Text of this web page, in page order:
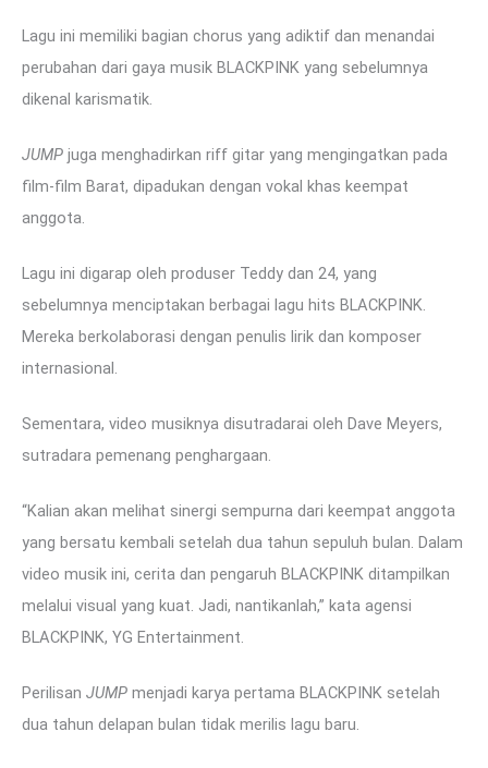
Lagu ini memiliki bagian chorus yang adiktif dan menandai
perubahan dari gaya musik BLACKPINK yang sebelumnya
dikenal karismatik.
JUMP juga menghadirkan riff gitar yang mengingatkan pada
film-film Barat, dipadukan dengan vokal khas keempat
anggota.
Lagu ini digarap oleh produser Teddy dan 24, yang
sebelumnya menciptakan berbagai lagu hits BLACKPINK.
Mereka berkolaborasi dengan penulis lirik dan komposer
internasional.
Sementara, video musiknya disutradarai oleh Dave Meyers,
sutradara pemenang penghargaan.
“Kalian akan melihat sinergi sempurna dari keempat anggota
yang bersatu kembali setelah dua tahun sepuluh bulan. Dalam
video musik ini, cerita dan pengaruh BLACKPINK ditampilkan
melalui visual yang kuat. Jadi, nantikanlah,” kata agensi
BLACKPINK, YG Entertainment.
Perilisan JUMP menjadi karya pertama BLACKPINK setelah
dua tahun delapan bulan tidak merilis lagu baru.